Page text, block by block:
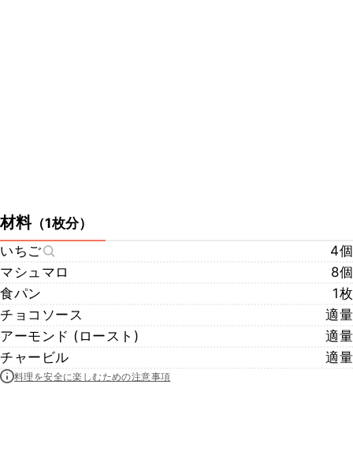
材料（1枚分）
いちご
4個
マシュマロ
8個
食パン
1枚
チョコソース
適量
アーモンド (ロースト)
適量
チャービル
適量
料理を安全に楽しむための注意事項